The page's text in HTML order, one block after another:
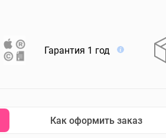
Гарантия 1 год
Как оформить заказ